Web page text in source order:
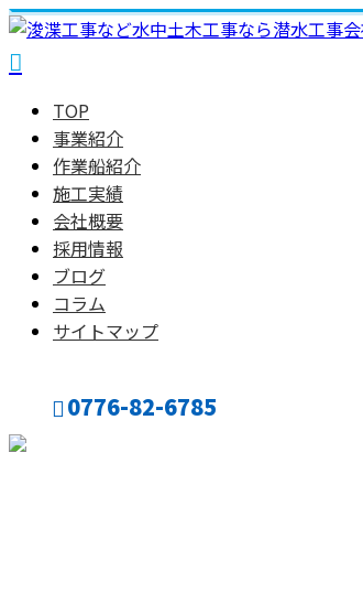
TOP
事業紹介
作業船紹介
施工実績
会社概要
採用情報
ブログ
コラム
サイトマップ
0776-82-6785